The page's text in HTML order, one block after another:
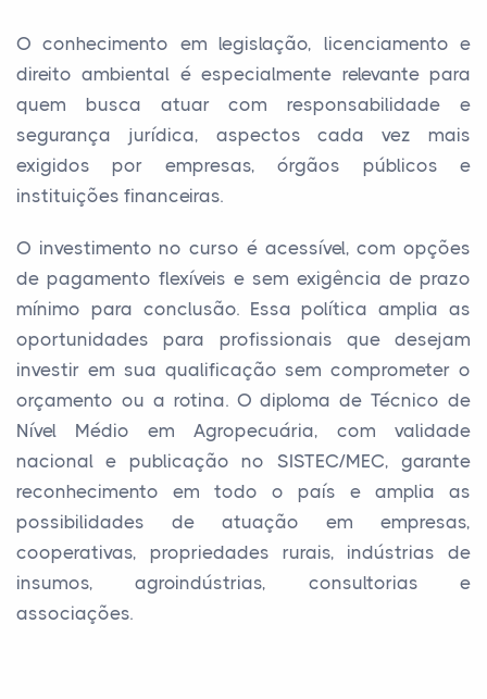
O conhecimento em legislação, licenciamento e
direito ambiental é especialmente relevante para
quem busca atuar com responsabilidade e
segurança jurídica, aspectos cada vez mais
exigidos por empresas, órgãos públicos e
instituições financeiras.
O investimento no curso é acessível, com opções
de pagamento flexíveis e sem exigência de prazo
mínimo para conclusão. Essa política amplia as
oportunidades para profissionais que desejam
investir em sua qualificação sem comprometer o
orçamento ou a rotina. O diploma de Técnico de
Nível Médio em Agropecuária, com validade
nacional e publicação no SISTEC/MEC, garante
reconhecimento em todo o país e amplia as
possibilidades de atuação em empresas,
cooperativas, propriedades rurais, indústrias de
insumos, agroindústrias, consultorias e
associações.